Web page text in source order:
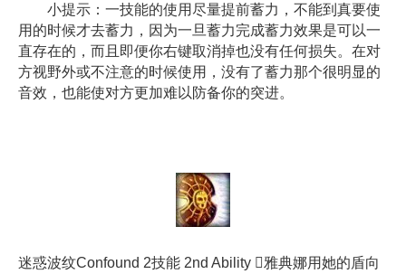
小提示：一技能的使用尽量提前蓄力，不能到真要使
用的时候才去蓄力，因为一旦蓄力完成蓄力效果是可以一
直存在的，而且即便你右键取消掉也没有任何损失。在对
方视野外或不注意的时候使用，没有了蓄力那个很明显的
音效，也能使对方更加难以防备你的突进。
迷惑波纹Confound 2技能 2nd Ability 雅典娜用她的盾向